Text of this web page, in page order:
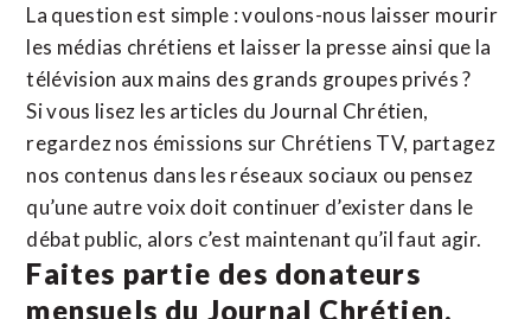
La question est simple : voulons-nous laisser mourir
les médias chrétiens et laisser la presse ainsi que la
télévision aux mains des grands groupes privés ?
Si vous lisez les articles du Journal Chrétien,
regardez nos émissions sur Chrétiens TV, partagez
nos contenus dans les réseaux sociaux ou pensez
qu’une autre voix doit continuer d’exister dans le
débat public, alors c’est maintenant qu’il faut agir.
Faites partie des donateurs
mensuels du Journal Chrétien.